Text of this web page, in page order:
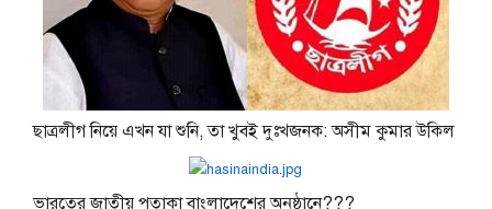
ছাত্রলীগ নিয়ে এখন যা শুনি, তা খুবই দুঃখজনক: অসীম কুমার উকিল
ভারতের জাতীয় পতাকা বাংলাদেশের অনুষ্ঠানে???